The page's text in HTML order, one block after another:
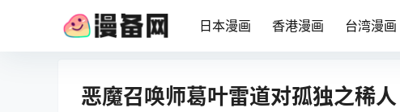
日本漫画 香港漫画 台湾漫画
恶魔召唤师葛叶雷道对孤独之稀